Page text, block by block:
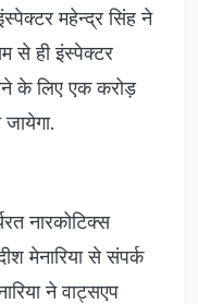
महेन्द्र सिंह ने
से ही इंस्पेक्टर
के लिए एक करोड़
नारकोटिक्स
मेनारिया से संपर्क
ने वाट्सएप